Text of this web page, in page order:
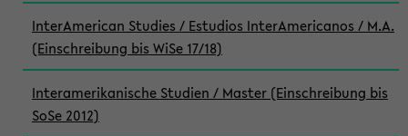
InterAmerican Studies / Estudios InterAmericanos / M.A.
(Einschreibung bis WiSe 17/18)
Interamerikanische Studien / Master (Einschreibung bis
SoSe 2012)